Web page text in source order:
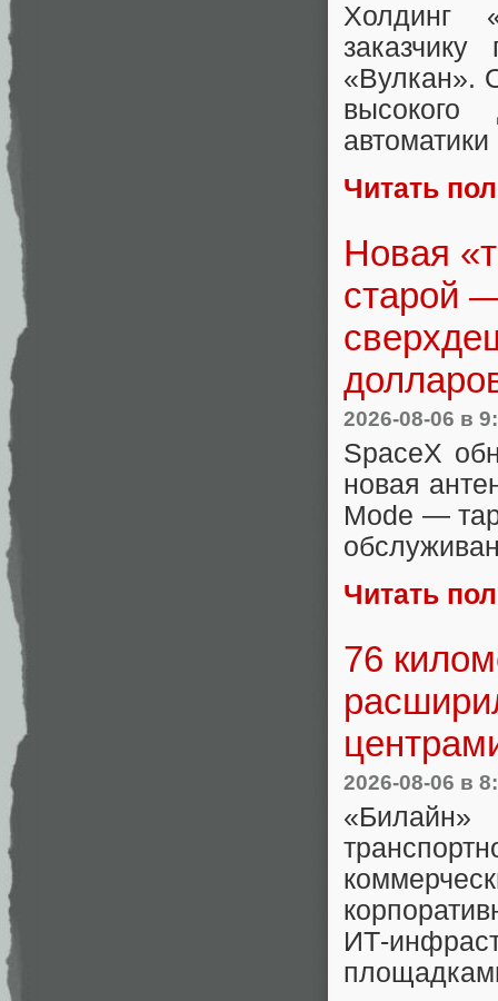
Холдинг
заказчику
«Вулкан».
Читать
Новая
старой
2026-08-06 в
SpaceX
новая
Mode —
Читать
76
2026-08-06 в
ИТ-